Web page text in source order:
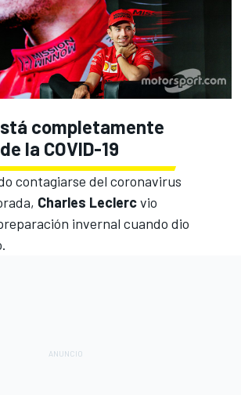
completamente
la COVID-19
contagiarse del coronavirus
Charles Leclercvio
invernal cuando dio
.